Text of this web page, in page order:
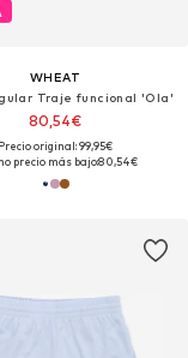
WHEAT
Traje funcional 'Ola'
80,54€
Precio original: 99,95€
precio más bajo:80,54€